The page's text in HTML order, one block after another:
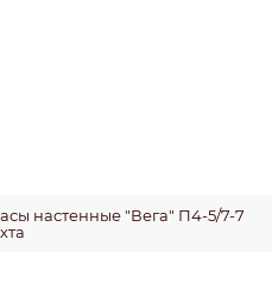
настенные "Вега" П4-5/7-7